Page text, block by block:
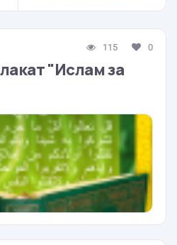
115 0
"Ислам за